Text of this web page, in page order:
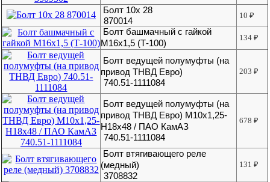
Болт 10х 28
870014
10₽
Болт башмачный с гайкой
М16х1,5 (Т-100)
134₽
Болт ведущей полумуфты (на
привод ТНВД Евро)
740.51-1111084
203₽
Болт ведущей полумуфты (на
привод ТНВД Евро) М10х1,25-
Н18х48 / ПАО КамАЗ
740.51-1111084
678₽
Болт втягивающего реле
(медный)
3708832
131₽